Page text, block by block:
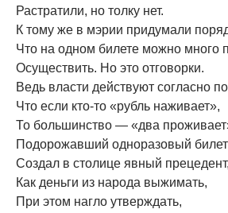
Растратили, но толку нет.
К тому же в мэрии придумали
Что на одном билете можно много
Осуществить. Но это отговорки.
Ведь власти действуют согласно
Что если кто-то «рубль наживает»,
То большинство — «два
Подорожавший одноразовый билет
Создал в столице явный прецедент,
Как деньги из народа выжимать,
При этом нагло утверждать,